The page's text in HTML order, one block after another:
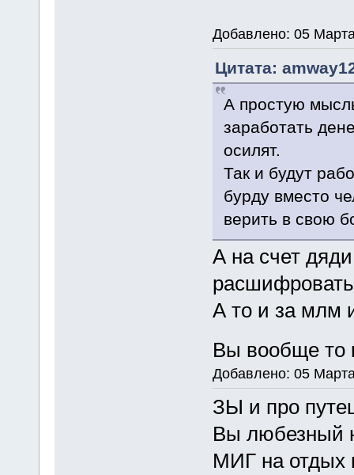
Добавлено: 05
Цитата:
А простую
заработать
осилят.
Так и будут
бурду вместо
верить в свою
А на счет
расшифровать
А то и за млм
Вы вообще то
Добавлено: 05
ЗЫ и про
Вы любезный
МИГ на отдых